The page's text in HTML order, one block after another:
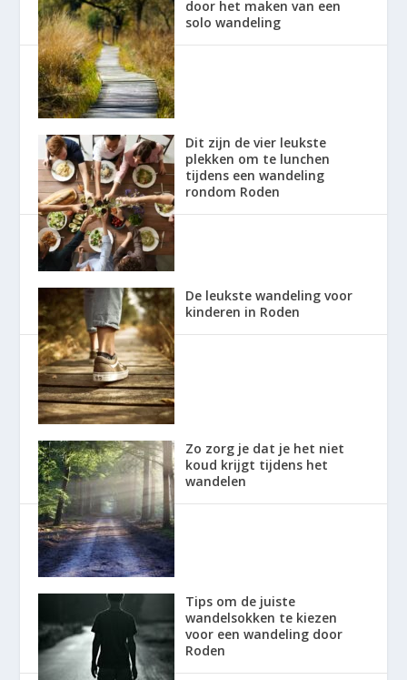
door het maken van een
solo wandeling
Dit zijn de vier leukste
plekken om te lunchen
tijdens een wandeling
rondom Roden
De leukste wandeling voor
kinderen in Roden
Zo zorg je dat je het niet
koud krijgt tijdens het
wandelen
Tips om de juiste
wandelsokken te kiezen
voor een wandeling door
Roden